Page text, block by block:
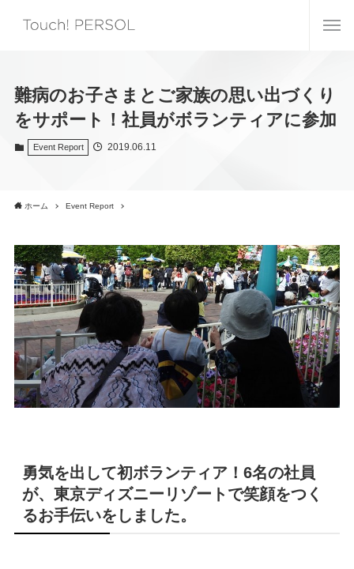
難病のお子さまとご家族の思い出づくり
をサポート！社員がボランティアに参加
Event Report 2019.06.11
ホーム Event Report
勇気を出して初ボランティア！6名の社員
が、東京ディズニーリゾートで笑顔をつく
るお手伝いをしました。